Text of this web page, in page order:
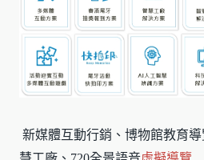
新媒體互動行銷、博物館教育